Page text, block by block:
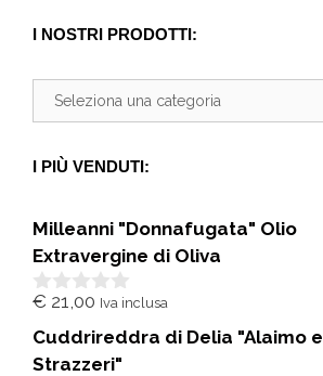
I NOSTRI PRODOTTI:
I PIÙ VENDUTI:
Milleanni "Donnafugata" Olio
Extravergine di Oliva
0
u
5
€ 21,00 Iva inclusa
Cuddrireddra di Delia "Alaimo e
Strazzeri"